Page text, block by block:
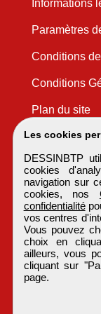
Les cookies
DESSINBTP
cookies
navigation sur
cookies, nos
confidentialité
vos centres
Vous pouvez
choix en
ailleurs, vous
cliquant sur
page.
Informations
Paramètres
Conditions
Conditions
Plan du site